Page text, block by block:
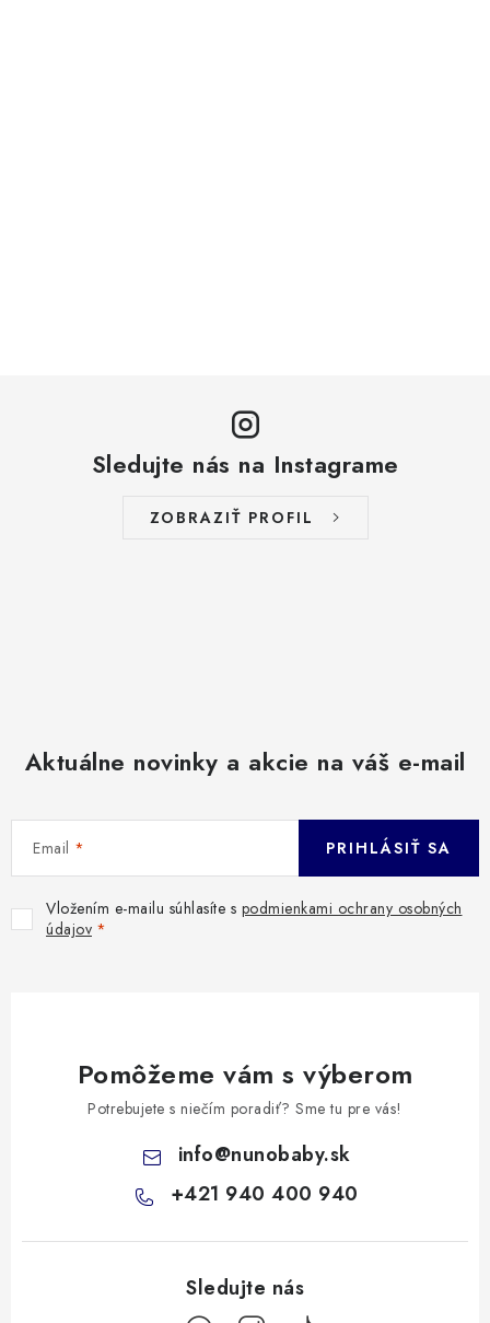
Sledujte nás na Instagrame
ZOBRAZIŤ PROFIL
Aktuálne novinky a akcie na váš e-mail
Email
Vložením e-mailu súhlasíte s podmienkami ochrany osobných
údajov
PRIHLÁSIŤ SA
Pomôžeme vám s výberom
Potrebujete s niečím poradiť? Sme tu pre vás!
info@nunobaby.sk
+421 940 400 940